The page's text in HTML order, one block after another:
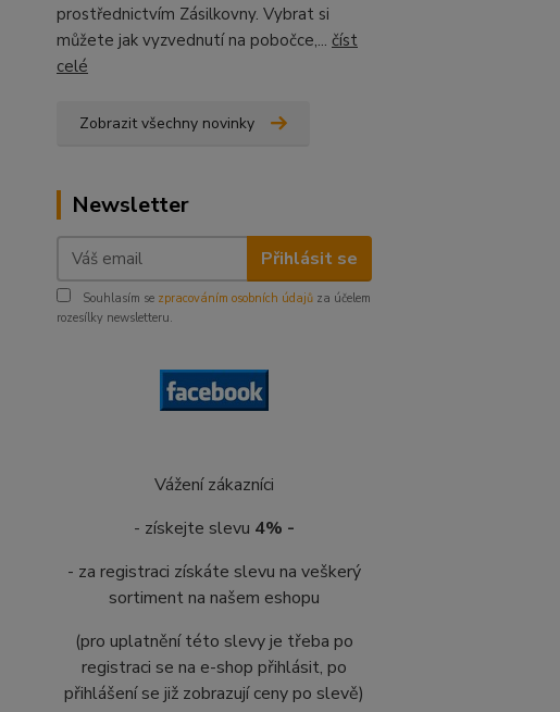
prostřednictvím Zásilkovny. Vybrat si
můžete jak vyzvednutí na pobočce,... číst
celé
Zobrazit všechny novinky
Newsletter
Přihlásit se
Souhlasím se zpracováním osobních údajů za účelem
rozesílky newsletteru.
Vážení zákazníci
- získejte slevu 4% -
- za registraci získáte slevu na veškerý
sortiment na našem eshopu
(pro uplatnění této slevy je třeba po
registraci se na e-shop přihlásit, po
přihlášení se již zobrazují ceny po slevě)